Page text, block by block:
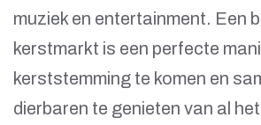
muziek en entertainment. Een
kerstmarkt is een perfecte
kerststemming te komen en
dierbaren te genieten van al